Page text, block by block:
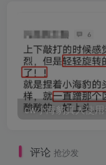
评论 抢沙发